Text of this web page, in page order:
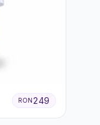
RON 249